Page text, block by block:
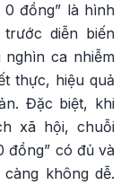
đồng” là hình
diễn biến
nghìn ca nhiễm
thực, hiệu quả
Đặc biệt, khi
xã hội, chuỗi
đồng” có đủ và
không dễ.